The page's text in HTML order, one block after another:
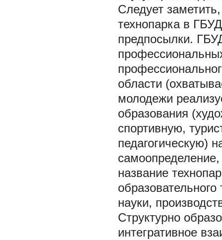
Следует
технопарка в
предпосылки.
области
молодежи
образования
спортивную,
педагогическую)
название
науки,
Структурно
интегративное